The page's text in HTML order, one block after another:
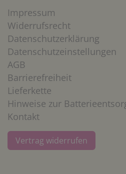
Impressum
Widerrufsrecht
Datenschutzerklärung
Datenschutzeinstellungen
AGB
Barrierefreiheit
Lieferkette
Hinweise zur
Kontakt
Vertrag widerrufen